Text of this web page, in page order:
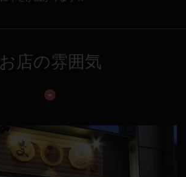
お店の雰囲気